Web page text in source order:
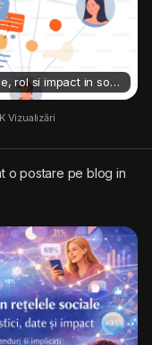
Site-urile de socializare – evolutie, rol si impact in societatea moderna
Vizualizări
o postare pe blog in